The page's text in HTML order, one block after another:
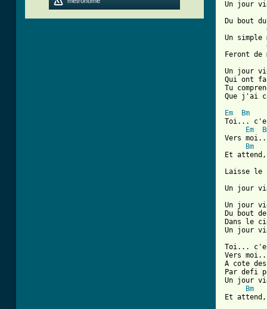
Un jour
Du bout
Un
Un jour
Qui ont
Tu
Que j'ai
Em
Bm
Toi...
Em
Vers
Bm
Et
Laisse le
Un jour
Un jour
Du bout
Dans le
Un jour
Toi...
Vers
A cote
Par defi
Un jour
Bm
Et